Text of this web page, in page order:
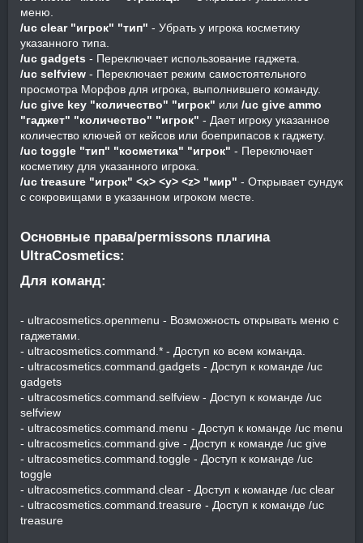
меню.
/uc clear "игрок" "тип" - Убрать у игрока косметику
указанного типа.
/uc gadgets - Переключает использование гаджета.
/uc selfview - Переключает режим самостоятельного
просмотра Морфов для игрока, выполнившего команду.
/uc give key "количество" "игрок" или /uc give ammo
"гаджет" "количество" "игрок" - Дает игроку указанное
количество ключей от кейсов или боеприпасов к гаджету.
/uc toggle "тип" "косметика" "игрок" - Переключает
косметику для указанного игрока.
/uc treasure "игрок" <x> <y> <z> "мир" - Открывает сундук
с сокровищами в указанном игроком месте.
Основные права/permissons плагина
UltraCosmetics:​
Для команд:​
- ultracosmetics.openmenu - Возможность открывать меню с
гаджетами.
- ultracosmetics.command.* - Доступ ко всем команда.
- ultracosmetics.command.gadgets - Доступ к команде /uc
gadgets
- ultracosmetics.command.selfview - Доступ к команде /uc
selfview
- ultracosmetics.command.menu - Доступ к команде /uc menu
- ultracosmetics.command.give - Доступ к команде /uc give
- ultracosmetics.command.toggle - Доступ к команде /uc
toggle
- ultracosmetics.command.clear - Доступ к команде /uc clear
- ultracosmetics.command.treasure - Доступ к команде /uc
treasure